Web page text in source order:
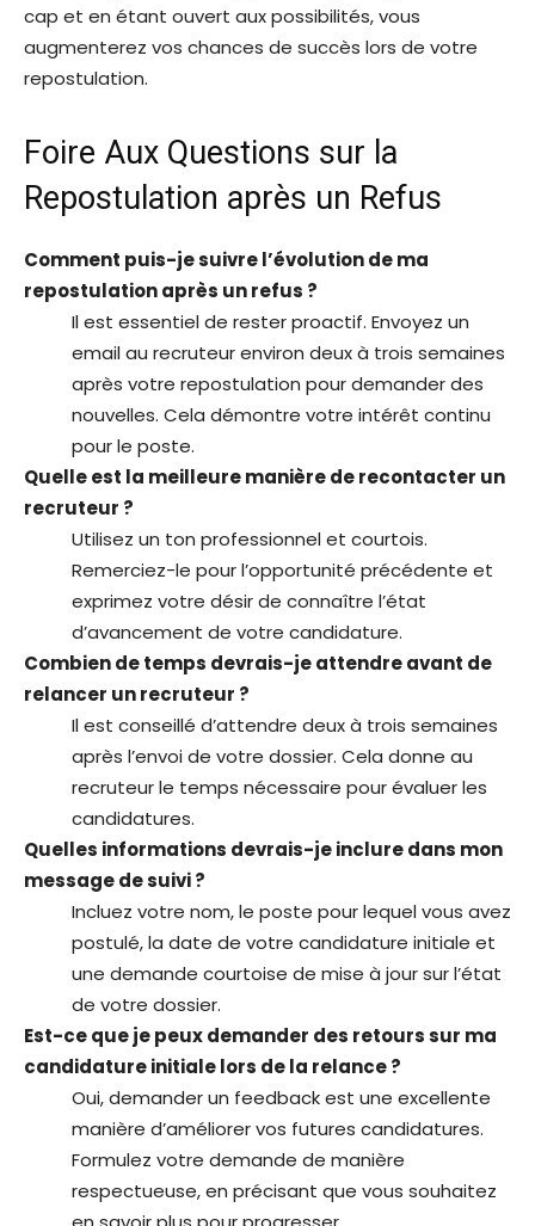
cap et en étant ouvert aux possibilités, vous
augmenterez vos chances de succès lors de votre
repostulation.
Foire Aux Questions sur la
Repostulation après un Refus
Comment puis-je suivre l’évolution de ma
repostulation après un refus ?
Il est essentiel de rester proactif. Envoyez un
email au recruteur environ deux à trois semaines
après votre repostulation pour demander des
nouvelles. Cela démontre votre intérêt continu
pour le poste.
Quelle est la meilleure manière de recontacter un
recruteur ?
Utilisez un ton professionnel et courtois.
Remerciez-le pour l’opportunité précédente et
exprimez votre désir de connaître l’état
d’avancement de votre candidature.
Combien de temps devrais-je attendre avant de
relancer un recruteur ?
Il est conseillé d’attendre deux à trois semaines
après l’envoi de votre dossier. Cela donne au
recruteur le temps nécessaire pour évaluer les
candidatures.
Quelles informations devrais-je inclure dans mon
message de suivi ?
Incluez votre nom, le poste pour lequel vous avez
postulé, la date de votre candidature initiale et
une demande courtoise de mise à jour sur l’état
de votre dossier.
Est-ce que je peux demander des retours sur ma
candidature initiale lors de la relance ?
Oui, demander un feedback est une excellente
manière d’améliorer vos futures candidatures.
Formulez votre demande de manière
respectueuse, en précisant que vous souhaitez